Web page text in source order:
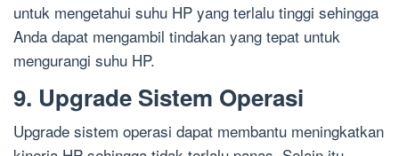
untuk mengetahui suhu HP yang terlalu tinggi sehingga
Anda dapat mengambil tindakan yang tepat untuk
mengurangi suhu HP.
9. Upgrade Sistem Operasi
Upgrade sistem operasi dapat membantu meningkatkan